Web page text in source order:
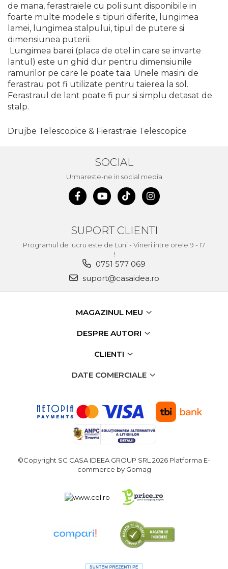
de mana, ferastraiele cu poli sunt disponibile in
foarte multe modele si tipuri diferite, lungimea
lamei, lungimea stalpului, tipul de putere si
dimensiunea puterii.
Lungimea barei (placa de otel in care se invarte
lantul) este un ghid dur pentru dimensiunile
ramurilor pe care le poate taia. Unele masini de
ferastrau pot fi utilizate pentru taierea la sol.
Ferastraul de lant poate fi pur si simplu detasat de
stalp.
Drujbe Telescopice & Fierastraie Telescopice
SOCIAL
Urmareste-ne in social media
SUPORT CLIENTI
Programul de lucru este de Luni - Vineri intre orele 9 - 17
!
0751 577 069
suport@casaidea.ro
MAGAZINUL MEU
DESPRE AUTORI
CLIENTI
DATE COMERCIALE
©Copyright SC CASA IDEEA GROUP SRL 2026 Platforma E-
commerce by Gomag